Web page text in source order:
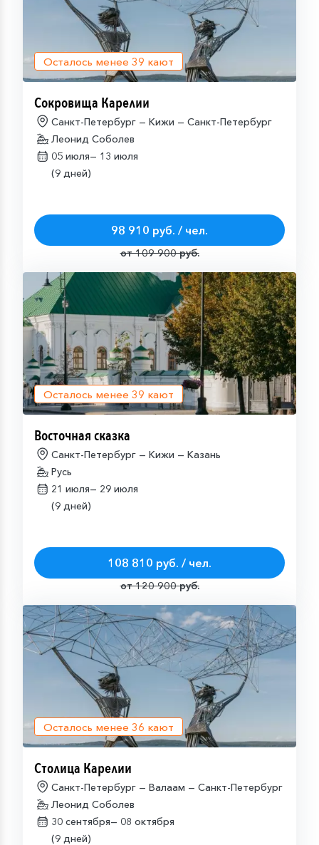
Осталось менее 39 кают
Сокровища Карелии
Санкт-Петербург — Кижи — Санкт-Петербург
Леонид Соболев
05 июля— 13 июля
(9 дней)
98 910 руб. / чел.
от 109 900 руб.
Осталось менее 39 кают
Восточная сказка
Санкт-Петербург — Кижи — Казань
Русь
21 июля— 29 июля
(9 дней)
108 810 руб. / чел.
от 120 900 руб.
Осталось менее 36 кают
Столица Карелии
Санкт-Петербург — Валаам — Санкт-Петербург
Леонид Соболев
30 сентября— 08 октября
(9 дней)